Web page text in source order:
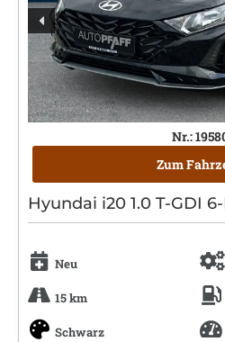
Nr.:
Zum
Neu
15 km
Schwarz